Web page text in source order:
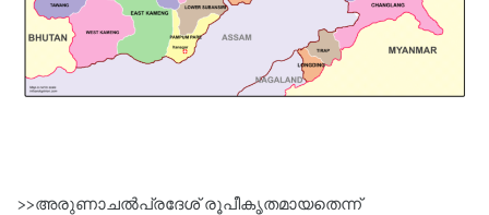
>>അരുണാചൽപ്രദേശ്‌ രൂപീകൃതമായതെന്ന്